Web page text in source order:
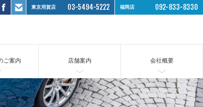
東京用賀店 03-5494-5222 福岡店 092-833-8330
ご案内 店舗案内 会社概要